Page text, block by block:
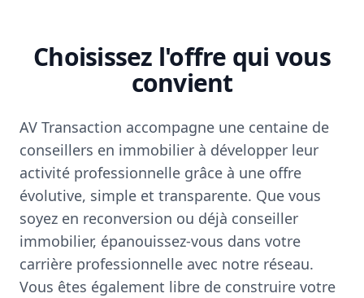
Choisissez l'offre qui vous
convient
AV Transaction accompagne une centaine de
conseillers en immobilier à développer leur
activité professionnelle grâce à une offre
évolutive, simple et transparente. Que vous
soyez en reconversion ou déjà conseiller
immobilier, épanouissez-vous dans votre
carrière professionnelle avec notre réseau.
Vous êtes également libre de construire votre